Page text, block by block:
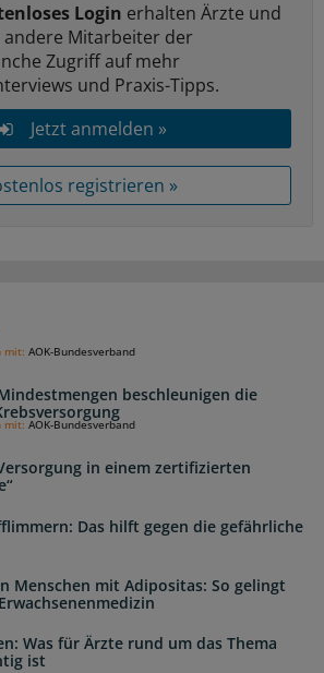
Login erhalten Ärzte und
Mitarbeiter der
Zugriff auf mehr
und Praxis-Tipps.
Jetzt anmelden »
registrieren »
beschleunigen die
mit: AOK-Bundesverband
in einem zertifizierten
mit: AOK-Bundesverband
Das hilft gegen die gefährliche
Menschen mit Adipositas: So gelingt
Was für Ärzte rund um das Thema
ist